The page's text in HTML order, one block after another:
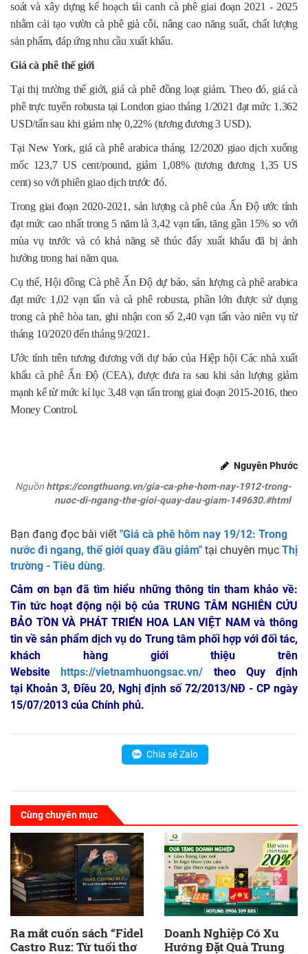
soát và xây dựng kế hoạch tái canh cà phê giai đoạn 2021 - 2025
nhằm cải tạo vườn cà phê già cỗi, nâng cao năng suất, chất lượng
sản phẩm, đáp ứng nhu cầu xuất khẩu.
Giá cà phê thế giới
Tại thị trường thế giới, giá cà phê đồng loạt giảm. Theo đó, giá cà
phê trực tuyến robusta tại London giao tháng 1/2021 đạt mức 1.362
USD/tấn sau khi giảm nhẹ 0,22% (tương đương 3 USD).
Tại New York, giá cà phê arabica tháng 12/2020 giao dịch xuống
mốc 123,7 US cent/pound, giảm 1,08% (tương đương 1,35 US
cent) so với phiên giao dịch trước đó.
Trong giai đoạn 2020-2021, sản lượng cà phê của Ấn Độ ước tính
đạt mức cao nhất trong 5 năm là 3,42 vạn tấn, tăng gần 15% so với
mùa vụ trước và có khả năng sẽ thúc đẩy xuất khẩu đã bị ảnh
hưởng trong hai năm qua.
Cụ thể, Hội đồng Cà phê Ấn Độ dự báo, sản lượng cà phê arabica
đạt mức 1,02 vạn tấn và cà phê robusta, phần lớn được sử dụng
trong cà phê hòa tan, ghi nhận con số 2,40 vạn tấn vào niên vụ từ
tháng 10/2020 đến tháng 9/2021.
Ước tính trên tương đương với dự báo của Hiệp hội Các nhà xuất
khẩu cà phê Ấn Độ (CEA), được đưa ra sau khi sản lượng giảm
mạnh kể từ mức kỉ lục 3,48 vạn tấn trong giai đoạn 2015-2016, theo
Money Control.
Nguyên Phước
Nguồn https://congthuong.vn/gia-ca-phe-hom-nay-1912-trong-
nuoc-di-ngang-the-gioi-quay-dau-giam-149630.#html
Bạn đang đọc bài viết "Giá cà phê hôm nay 19/12: Trong
nước đi ngang, thế giới quay đầu giảm" tại chuyên mục Thị
trường - Tiêu dùng.
Cảm ơn bạn đã tìm hiểu những thông tin tham khảo về:
Tin tức hoạt động nội bộ của TRUNG TÂM NGHIÊN CỨU
BẢO TỒN VÀ PHÁT TRIỂN HOA LAN VIỆT NAM và thông
tin về sản phẩm dịch vụ do Trung tâm phối hợp với đối tác,
khách hàng giới thiệu trên
Websitehttps://vietnamhuongsac.vn/ theo Quy định
tại Khoản 3, Điều 20, Nghị định số 72/2013/NĐ - CP ngày
15/07/2013 của Chính phủ.
Chia sẻ Zalo
Cùng chuyên mục
Ra mắt cuốn sách “Fidel
Castro Ruz: Từ tuổi thơ
Doanh Nghiệp Có Xu
Hướng Đặt Quà Trung